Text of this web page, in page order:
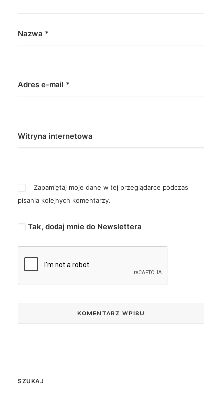
Nazwa *
Adres e-mail *
Witryna internetowa
Zapamiętaj moje dane w tej przeglądarce podczas
pisania kolejnych komentarzy.
Tak, dodaj mnie do Newslettera
SZUKAJ